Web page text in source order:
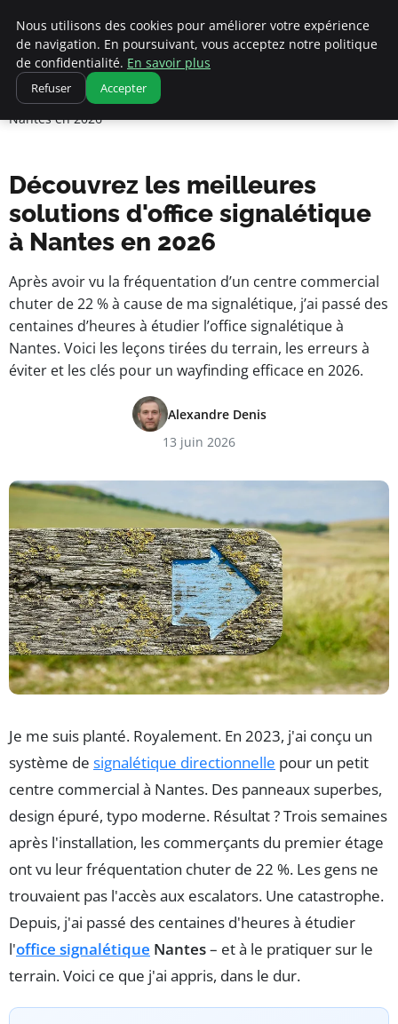
pearachutekids
Business Insights for French Entrepreneurs
Accueil
Découvrez les meilleures solutions d'office signalétique à
Nantes en 2026
Découvrez les meilleures
solutions d'office signalétique
à Nantes en 2026
Après avoir vu la fréquentation d’un centre commercial
chuter de 22 % à cause de ma signalétique, j’ai passé des
centaines d’heures à étudier l’office signalétique à
Nantes. Voici les leçons tirées du terrain, les erreurs à
éviter et les clés pour un wayfinding efficace en 2026.
Alexandre Denis
13 juin 2026
Je me suis planté. Royalement. En 2023, j'ai conçu un
système de signalétique directionnelle pour un petit
centre commercial à Nantes. Des panneaux superbes,
design épuré, typo moderne. Résultat ? Trois semaines
après l'installation, les commerçants du premier étage
ont vu leur fréquentation chuter de 22 %. Les gens ne
trouvaient pas l'accès aux escalators. Une catastrophe.
Depuis, j'ai passé des centaines d'heures à étudier
l'office signalétique Nantes– et à le pratiquer sur le
terrain. Voici ce que j'ai appris, dans le dur.
Nous utilisons des cookies pour améliorer votre expérience
de navigation. En poursuivant, vous acceptez notre politique
de confidentialité. En savoir plus
Refuser Accepter